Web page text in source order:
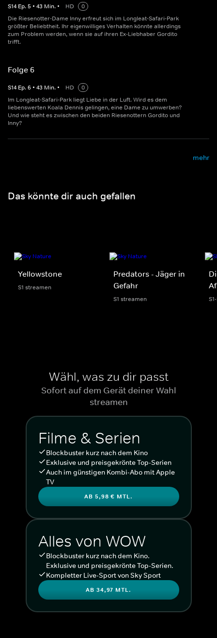
S14 Ep.5 • 43 Min. • HD
0
Die Riesenotter-Dame Inny erfreut sich im Longleat-Safari-Park
größter Beliebtheit. Ihr eigenwilliges Verhalten könnte allerdings
zum Problem werden, wenn sie auf ihren Ex-Liebhaber Gordito
trifft.
Folge 6
S14 Ep.6 • 43 Min. • HD
0
Im Longleat-Safari-Park liegt Liebe in der Luft. Wird es dem
liebenswerten Koala Dennis gelingen, eine Dame zu umwerben?
Und wie steht es zwischen den beiden Riesenottern Gordito und
Inny?
mehr
Das könnte dir auch gefallen
Yellowstone
S1 streamen
Predators - Jäger in
Gefahr
S1 streamen
Wähl, was zu dir passt
Sofort auf dem Gerät deiner Wahl
streamen
Filme & Serien
Blockbuster kurz nach dem Kino
Exklusive und preisgekrönte Top-Serien
Auch im günstigen Kombi-Abo mit Apple
TV
AB 5,98 € MTL.
Alles von WOW
Blockbuster kurz nach dem Kino.
Exklusive und preisgekrönte Top-Serien.
Kompletter Live-Sport von Sky Sport
AB 34,97 MTL.